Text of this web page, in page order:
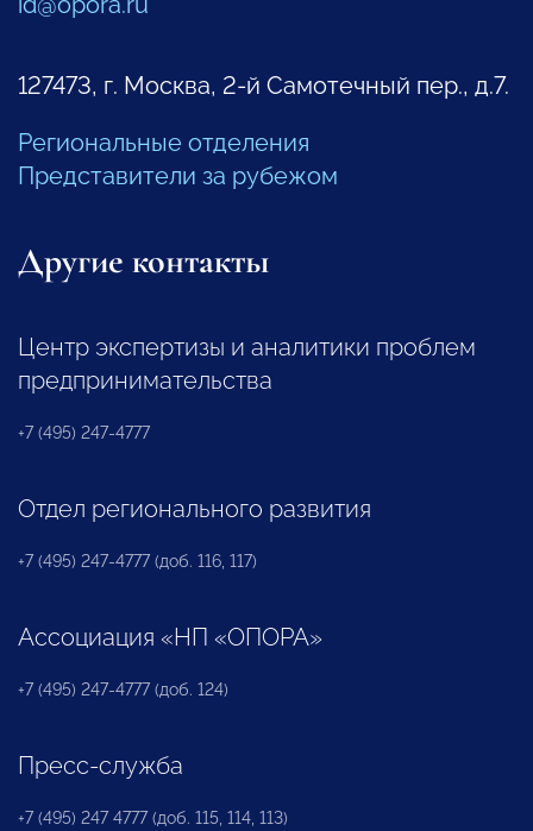
127473, г. Москва, 2-й Самотечный пер., д.7.
Региональные отделения
Представители за рубежом
Другие контакты
Центр экспертизы и аналитики проблем
предпринимательства
+7 (495) 247-4777
Отдел регионального развития
+7 (495) 247-4777 (доб. 116, 117)
Ассоциация «НП «ОПОРА»
+7 (495) 247-4777 (доб. 124)
Пресс-служба
+7 (495) 247 4777 (доб. 115, 114, 113)